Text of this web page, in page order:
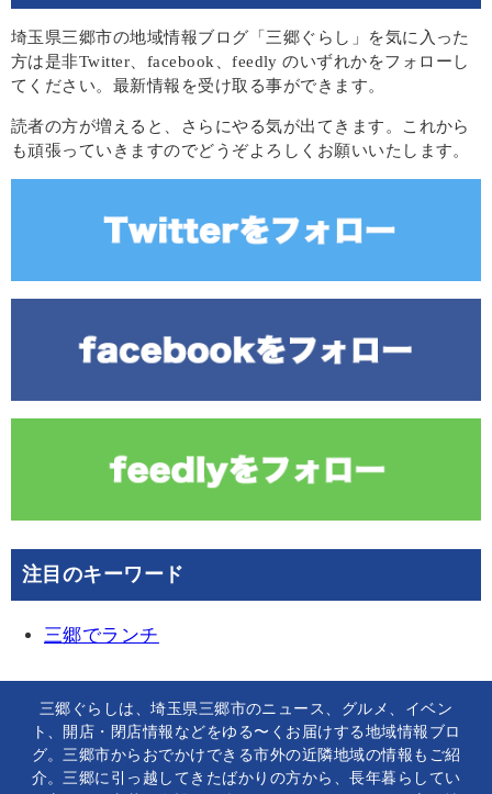
埼玉県三郷市の地域情報ブログ「三郷ぐらし」を気に入った
方は是非Twitter、facebook、feedly のいずれかをフォローし
てください。最新情報を受け取る事ができます。
読者の方が増えると、さらにやる気が出てきます。これから
も頑張っていきますのでどうぞよろしくお願いいたします。
注目のキーワード
三郷でランチ
三郷ぐらしは、埼玉県三郷市のニュース、グルメ、イベン
ト、開店・閉店情報などをゆる〜くお届けする地域情報ブロ
グ。三郷市からおでかけできる市外の近隣地域の情報もご紹
介。三郷に引っ越してきたばかりの方から、長年暮らしてい